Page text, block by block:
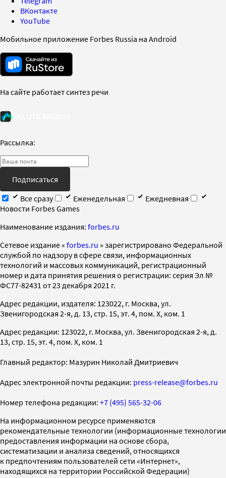
ВКонтакте
YouTube
Мобильное приложение Forbes Russia на Android
На сайте работает синтез речи
Рассылка:
Подписаться
Все сразу
Еженедельная
Ежедневная
Новости Forbes Games
Наименование издания: forbes.ru
Cетевое издание « forbes.ru » зарегистрировано Федеральной
службой по надзору в сфере связи, информационных
технологий и массовых коммуникаций, регистрационный
номер и дата принятия решения о регистрации: серия Эл №
ФС77-82431 от 23 декабря 2021 г.
Адрес редакции, издателя: 123022, г. Москва, ул.
Звенигородская 2-я, д. 13, стр. 15, эт. 4, пом. X, ком. 1
Адрес редакции: 123022, г. Москва, ул. Звенигородская 2-я, д.
13, стр. 15, эт. 4, пом. X, ком. 1
Главный редактор: Мазурин Николай Дмитриевич
Адрес электронной почты редакции: press-release@forbes.ru
Номер телефона редакции: +7 (495) 565-32-06
На информационном ресурсе применяются
рекомендательные технологии (информационные технологии
предоставления информации на основе сбора,
систематизации и анализа сведений, относящихся
к предпочтениям пользователей сети «Интернет»,
находящихся на территории Российской Федерации)